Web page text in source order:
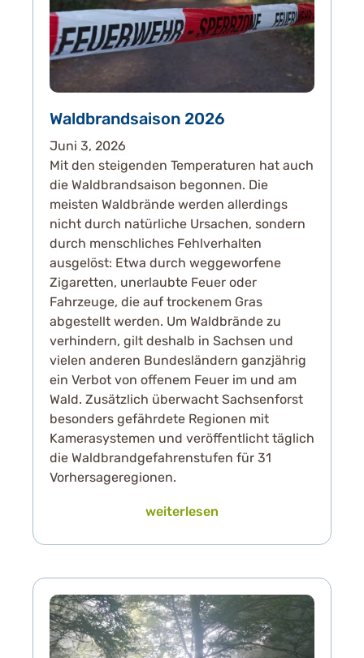
Waldbrandsaison 2026
Juni 3, 2026
Mit den steigenden Temperaturen hat auch
die Waldbrandsaison begonnen. Die
meisten Waldbrände werden allerdings
nicht durch natürliche Ursachen, sondern
durch menschliches Fehlverhalten
ausgelöst: Etwa durch weggeworfene
Zigaretten, unerlaubte Feuer oder
Fahrzeuge, die auf trockenem Gras
abgestellt werden. Um Waldbrände zu
verhindern, gilt deshalb in Sachsen und
vielen anderen Bundesländern ganzjährig
ein Verbot von offenem Feuer im und am
Wald. Zusätzlich überwacht Sachsenforst
besonders gefährdete Regionen mit
Kamerasystemen und veröffentlicht täglich
die Waldbrandgefahrenstufen für 31
Vorhersageregionen.
weiterlesen